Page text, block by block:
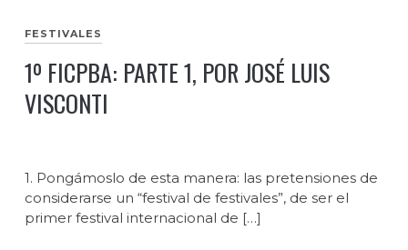
FESTIVALES
1º FICPBA: PARTE 1, POR JOSÉ LUIS
VISCONTI
1. Pongámoslo de esta manera: las pretensiones de
considerarse un “festival de festivales”, de ser el
primer festival internacional de […]